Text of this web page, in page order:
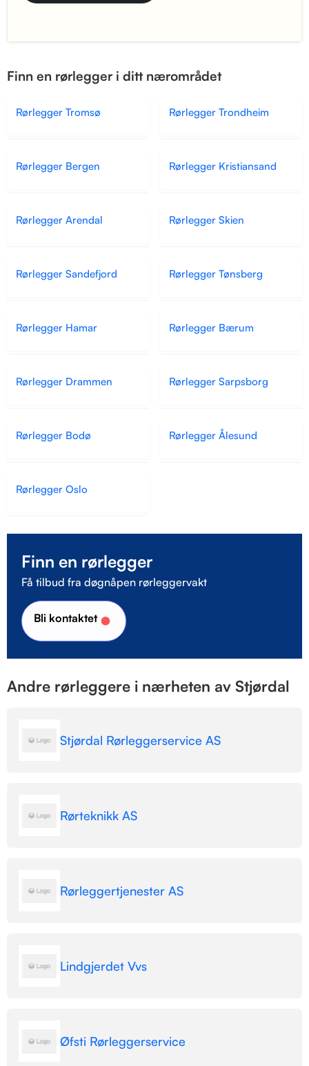
Finn en rørlegger i ditt nærområdet
Rørlegger Tromsø Rørlegger Trondheim
Rørlegger Bergen Rørlegger Kristiansand
Rørlegger Arendal Rørlegger Skien
Rørlegger Sandefjord Rørlegger Tønsberg
Rørlegger Hamar Rørlegger Bærum
Rørlegger Drammen Rørlegger Sarpsborg
Rørlegger Bodø Rørlegger Ålesund
Rørlegger Oslo
Finn en rørlegger
Få tilbud fra døgnåpen rørleggervakt
Bli kontaktet
Andre rørleggere i nærheten av Stjørdal
Stjørdal Rørleggerservice AS
Rørteknikk AS
Rørleggertjenester AS
Lindgjerdet Vvs
Øfsti Rørleggerservice